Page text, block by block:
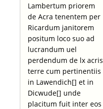
Lambertum priorem
de Acra tenentem per
Ricardum janitorem
positum loco suo ad
lucrandum uel
perdendum de lx acris
terre cum pertinentiis
in Lawendich[] et in
Dicwude[] unde
placitum fuit inter eos